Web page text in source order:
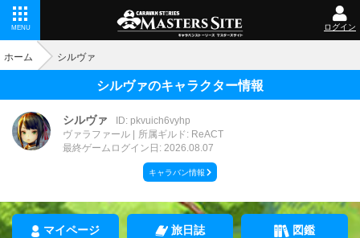
MENU ログイン
ホーム シルヴァ
シルヴァのキャラクター情報
シルヴァ
ID: pkvuich6vyhp
ヴァラファール
所属ギルド: ReACT
最終ゲームログイン日: 2026.08.07
キャラバン情報
マイページ 旅日誌 図鑑